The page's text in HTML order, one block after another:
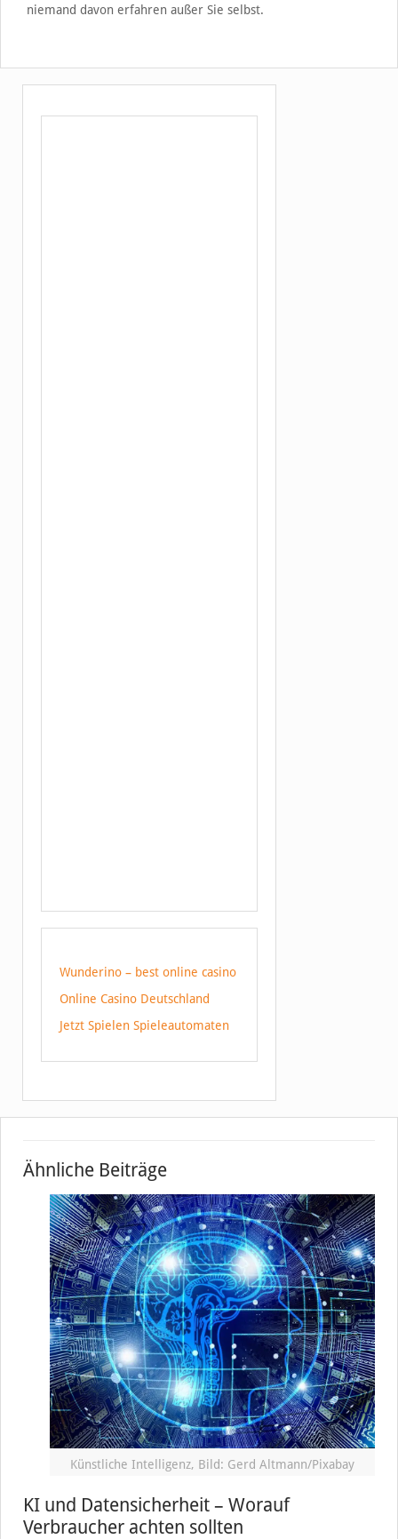
niemand davon erfahren außer Sie selbst.
Wunderino – best online casino
Online Casino Deutschland
Jetzt Spielen Spieleautomaten
Ähnliche Beiträge
Künstliche Intelligenz, Bild: Gerd Altmann/Pixabay
KI und Datensicherheit – Worauf
Verbraucher achten sollten